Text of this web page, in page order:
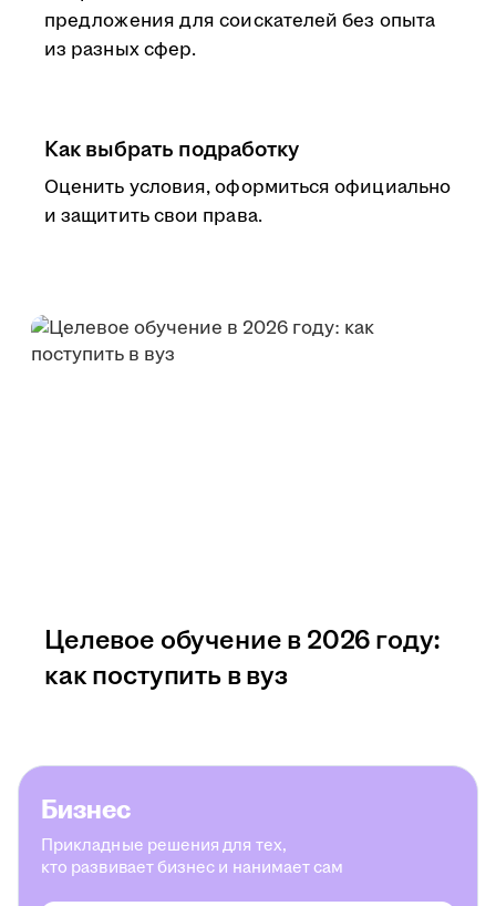
предложения для соискателей без опыта
из разных сфер.
Как выбрать подработку
Оценить условия, оформиться официально
и защитить свои права.
Целевое обучение в 2026 году:
как поступить в вуз
Бизнес
Прикладные решения для тех,
кто развивает бизнес и нанимает сам